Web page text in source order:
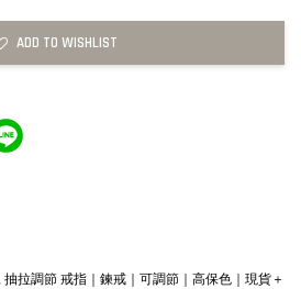
ADD TO WISHLIST
拉調節 戒指｜鍊戒｜可調節｜高保色｜現貨＋